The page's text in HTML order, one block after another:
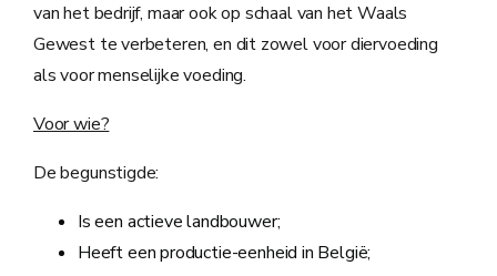
van het bedrijf, maar ook op schaal van het Waals
Gewest te verbeteren, en dit zowel voor diervoeding
als voor menselijke voeding.
Voor wie?
De begunstigde:
Is een actieve landbouwer;
Heeft een productie-eenheid in België;